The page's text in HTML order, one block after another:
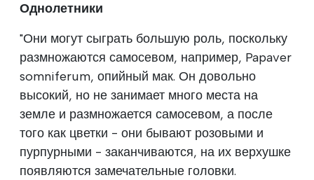
Однолетники
"Они могут сыграть большую роль, поскольку
размножаются самосевом, например, Papaver
somniferum, опийный мак. Он довольно
высокий, но не занимает много места на
земле и размножается самосевом, а после
того как цветки - они бывают розовыми и
пурпурными - заканчиваются, на их верхушке
появляются замечательные головки.